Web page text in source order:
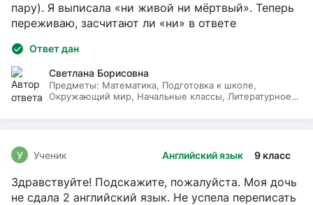
пару). Я выписала «ни живой ни мёртвый». Теперь
переживаю, засчитают ли «ни» в ответе
Ответ дан
Светлана Борисовна
Предметы: Математика, Подготовка к школе,
Окружающий мир, Начальные классы, Литературное
Английский язык 9 класс
У Ученик
Здравствуйте! Подскажите, пожалуйста. Моя дочь
не сдала 2 английский язык. Не успела переписать